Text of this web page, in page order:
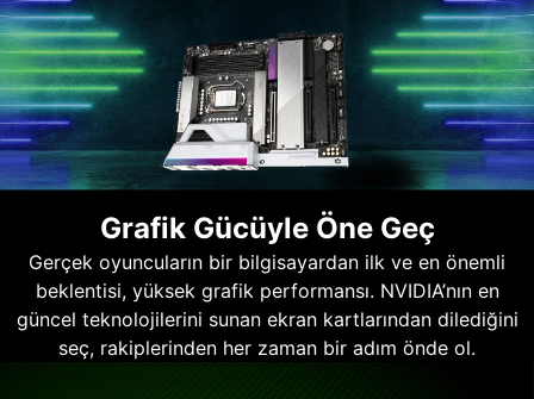
Grafik Gücüyle Öne Geç
Gerçek oyuncuların bir bilgisayardan ilk ve en önemli
beklentisi, yüksek grafik performansı. NVIDIA’nın en
güncel teknolojilerini sunan ekran kartlarından dilediğini
seç, rakiplerinden her zaman bir adım önde ol.